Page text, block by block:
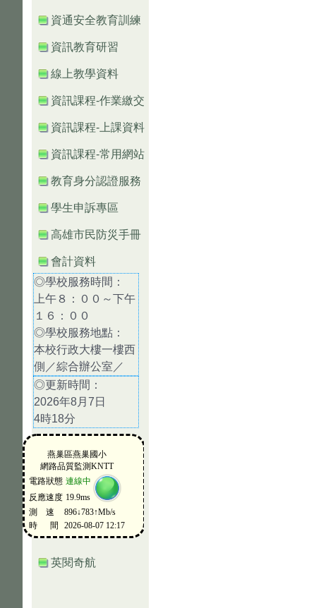
資通安全教育訓練
資訊教育研習
線上教學資料
資訊課程-作業繳交
資訊課程-上課資料
資訊課程-常用網站
教育身分認證服務
學生申訴專區
高雄市民防災手冊
會計資料
◎學校服務時間：
上午８：００～下午
１６：００
◎學校服務地點：
本校行政大樓一樓西
側／綜合辦公室／
◎更新時間：
2026年8月7日
4時18分
英閱奇航